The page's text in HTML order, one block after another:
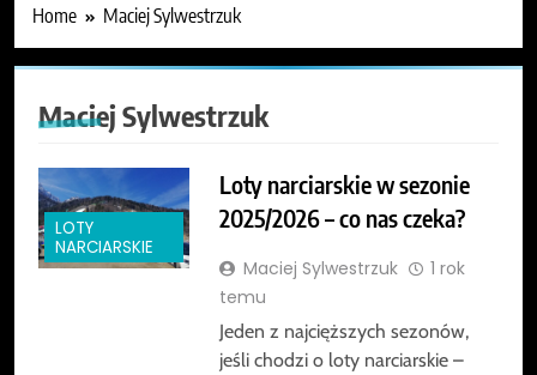
Home Maciej Sylwestrzuk
Maciej Sylwestrzuk
LOTY
NARCIARSKIE
Loty narciarskie w sezonie
2025/2026 – co nas czeka?
Maciej Sylwestrzuk
1 rok
temu
Jeden z najcięższych sezonów,
jeśli chodzi o loty narciarskie –